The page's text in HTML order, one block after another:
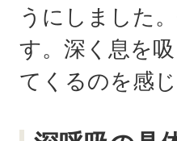
うにしました
す。深く息を
てくるのを感じ